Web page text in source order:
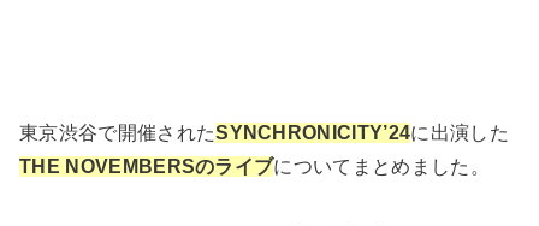
東京渋谷で開催されたSYNCHRONICITY’24に出演した
THE NOVEMBERSのライブについてまとめました。